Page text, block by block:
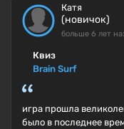
Катя
(новичок)
больше 6 лет
Квиз
Brain Surf
игра прошла
было в последнее